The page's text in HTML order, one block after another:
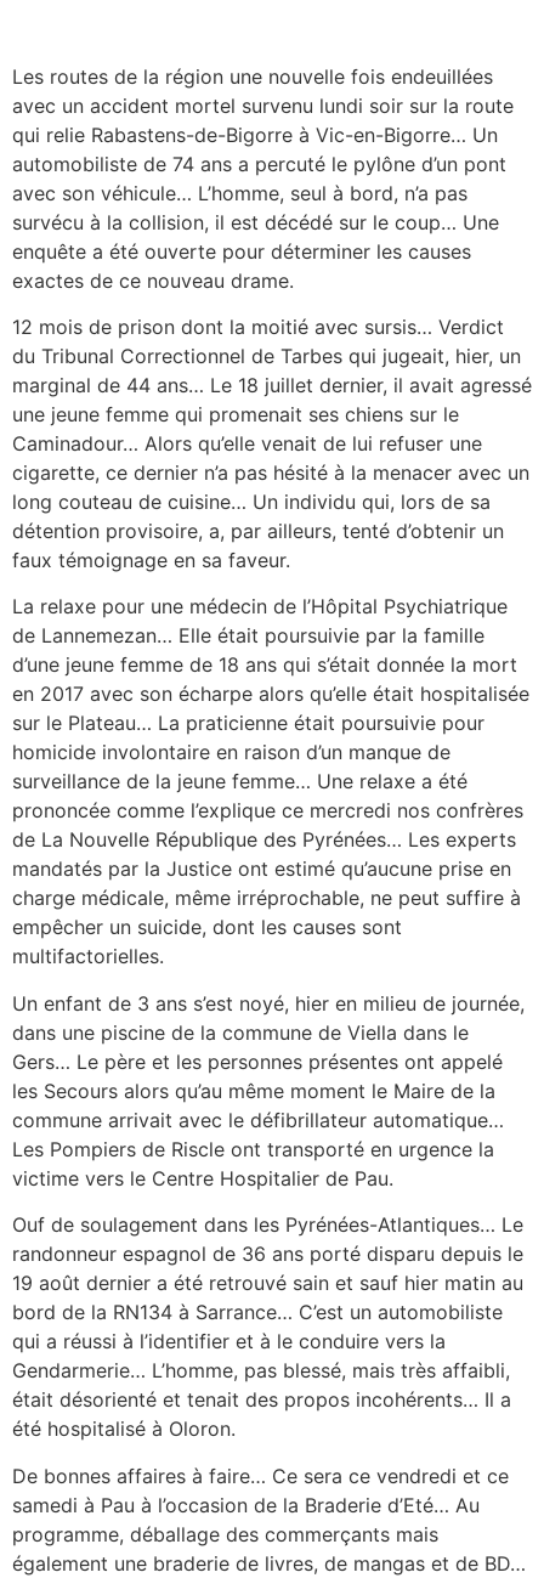
Les routes de la région une nouvelle fois endeuillées
avec un accident mortel survenu lundi soir sur la route
qui relie Rabastens-de-Bigorre à Vic-en-Bigorre… Un
automobiliste de 74 ans a percuté le pylône d’un pont
avec son véhicule… L’homme, seul à bord, n’a pas
survécu à la collision, il est décédé sur le coup… Une
enquête a été ouverte pour déterminer les causes
exactes de ce nouveau drame.
12 mois de prison dont la moitié avec sursis… Verdict
du Tribunal Correctionnel de Tarbes qui jugeait, hier, un
marginal de 44 ans… Le 18 juillet dernier, il avait agressé
une jeune femme qui promenait ses chiens sur le
Caminadour… Alors qu’elle venait de lui refuser une
cigarette, ce dernier n’a pas hésité à la menacer avec un
long couteau de cuisine… Un individu qui, lors de sa
détention provisoire, a, par ailleurs, tenté d’obtenir un
faux témoignage en sa faveur.
La relaxe pour une médecin de l’Hôpital Psychiatrique
de Lannemezan… Elle était poursuivie par la famille
d’une jeune femme de 18 ans qui s’était donnée la mort
en 2017 avec son écharpe alors qu’elle était hospitalisée
sur le Plateau… La praticienne était poursuivie pour
homicide involontaire en raison d’un manque de
surveillance de la jeune femme… Une relaxe a été
prononcée comme l’explique ce mercredi nos confrères
de La Nouvelle République des Pyrénées… Les experts
mandatés par la Justice ont estimé qu’aucune prise en
charge médicale, même irréprochable, ne peut suffire à
empêcher un suicide, dont les causes sont
multifactorielles.
Un enfant de 3 ans s’est noyé, hier en milieu de journée,
dans une piscine de la commune de Viella dans le
Gers… Le père et les personnes présentes ont appelé
les Secours alors qu’au même moment le Maire de la
commune arrivait avec le défibrillateur automatique…
Les Pompiers de Riscle ont transporté en urgence la
victime vers le Centre Hospitalier de Pau.
Ouf de soulagement dans les Pyrénées-Atlantiques… Le
randonneur espagnol de 36 ans porté disparu depuis le
19 août dernier a été retrouvé sain et sauf hier matin au
bord de la RN134 à Sarrance… C’est un automobiliste
qui a réussi à l’identifier et à le conduire vers la
Gendarmerie… L’homme, pas blessé, mais très affaibli,
était désorienté et tenait des propos incohérents… Il a
été hospitalisé à Oloron.
De bonnes affaires à faire… Ce sera ce vendredi et ce
samedi à Pau à l’occasion de la Braderie d’Eté… Au
programme, déballage des commerçants mais
également une braderie de livres, de mangas et de BD…